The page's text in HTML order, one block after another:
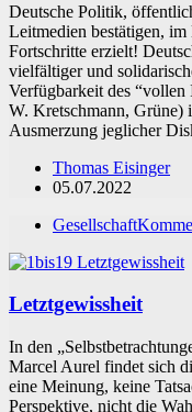
Deutsche Politik,
Leitmedien bestätigen,
Fortschritte erzielt!
vielfältiger und
Verfügbarkeit des “vollen
W. Kretschmann, Grüne)
Ausmerzung jeglicher
Thomas Eisinger
05.07.2022
Gesellschaft
Letztgewissheit
In den
Marcel Aurel findet sich
eine Meinung, keine
Perspektive, nicht die